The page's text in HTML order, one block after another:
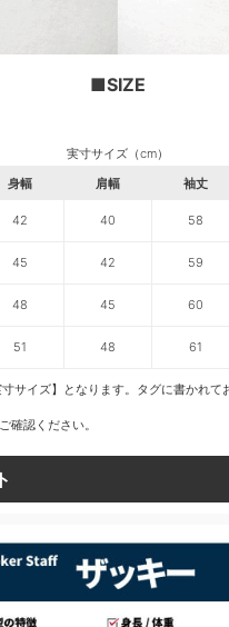
■SIZE
実寸サイズ（cm）
身幅 肩幅 袖丈
42 40 58
45 42 59
48 45 60
51 48 61
サイズ】となります。タグに書かれ
ご確認ください。